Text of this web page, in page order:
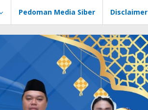
Pedoman Media Siber Disclaimer